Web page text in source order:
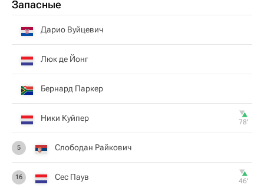
Запасные
Дарио Вуйцевич
Люк де Йонг
Бернард Паркер
Ники Куйпер 78‎’‎
5 Слободан Райкович
16 Сес Паув 46‎’‎